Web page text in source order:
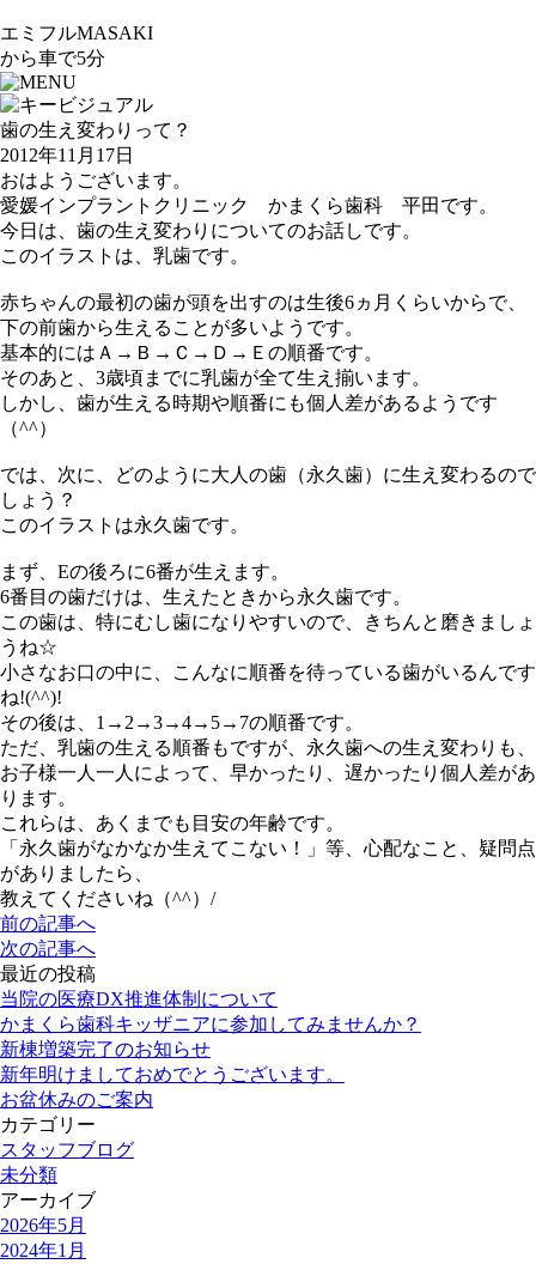
エミフルMASAKI
から車で5分
歯の生え変わりって？
2012年11月17日
おはようございます。
愛媛インプラントクリニック かまくら歯科 平田です。
今日は、歯の生え変わりについてのお話しです。
このイラストは、乳歯です。
赤ちゃんの最初の歯が頭を出すのは生後6ヵ月くらいからで、
下の前歯から生えることが多いようです。
基本的にはＡ→Ｂ→Ｃ→Ｄ→Ｅの順番です。
そのあと、3歳頃までに乳歯が全て生え揃います。
しかし、歯が生える時期や順番にも個人差があるようです
（^^）
では、次に、どのように大人の歯（永久歯）に生え変わるので
しょう？
このイラストは永久歯です。
まず、Eの後ろに6番が生えます。
6番目の歯だけは、生えたときから永久歯です。
この歯は、特にむし歯になりやすいので、きちんと磨きましょ
うね☆
小さなお口の中に、こんなに順番を待っている歯がいるんです
ね!(^^)!
その後は、1→2→3→4→5→7の順番です。
ただ、乳歯の生える順番もですが、永久歯への生え変わりも、
お子様一人一人によって、早かったり、遅かったり個人差があ
ります。
これらは、あくまでも目安の年齢です。
「永久歯がなかなか生えてこない！」等、心配なこと、疑問点
がありましたら、
教えてくださいね（^^）/
前の記事へ
次の記事へ
最近の投稿
当院の医療DX推進体制について
かまくら歯科キッザニアに参加してみませんか？
新棟増築完了のお知らせ
新年明けましておめでとうございます。
お盆休みのご案内
カテゴリー
スタッフブログ
未分類
アーカイブ
2026年5月
2024年1月